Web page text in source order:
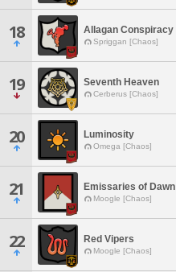
18 Allagan Conspiracy
Spriggan [Chaos]
19 Seventh Heaven
Cerberus [Chaos]
20 Luminosity
Omega [Chaos]
21 Emissaries of Dawn
Moogle [Chaos]
22 Red Vipers
Moogle [Chaos]